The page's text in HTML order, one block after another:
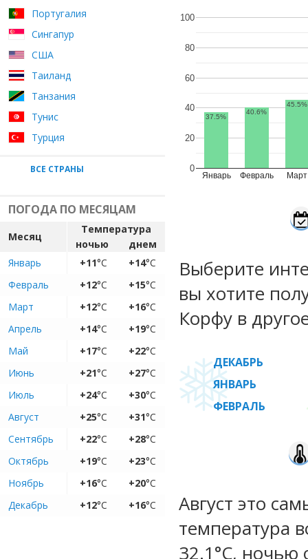
Португалия
Сингапур
США
Таиланд
Танзания
Тунис
Турция
ВСЕ СТРАНЫ
ПОГОДА ПО МЕСЯЦАМ
Месяц
Температура
ночью
днем
Январь
+11°C +14°C
Февраль
+12°C +15°C
Март
+12°C +16°C
Апрель
+14°C +19°C
Май
+17°C +22°C
Июнь
+21°C +27°C
Июль
+24°C +30°C
Август
+25°C +31°C
Сентябрь
+22°C +28°C
Октябрь
+19°C +23°C
Ноябрь
+16°C +20°C
Декабрь
+12°C +16°C
Январь Февраль Март
0
20
40
60
80
100
37.5%
40.6%
45.5%
Выберите
вы хотите
Корфу в
ДЕКАБРЬ
ЯНВАРЬ
ФЕВРАЛЬ
Август это
температура
32.1°C, ночью